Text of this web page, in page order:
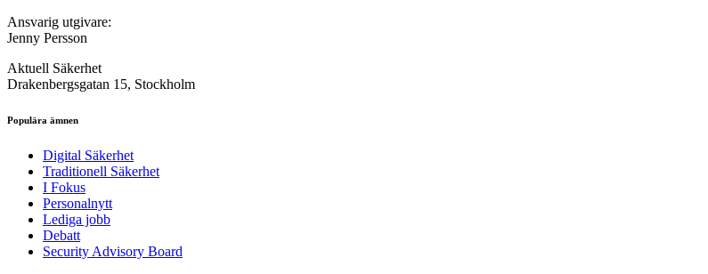
Ansvarig utgivare:
Jenny Persson
Aktuell Säkerhet
Drakenbergsgatan 15, Stockholm
Populära ämnen
Digital Säkerhet
Traditionell Säkerhet
I Fokus
Personalnytt
Lediga jobb
Debatt
Security Advisory Board